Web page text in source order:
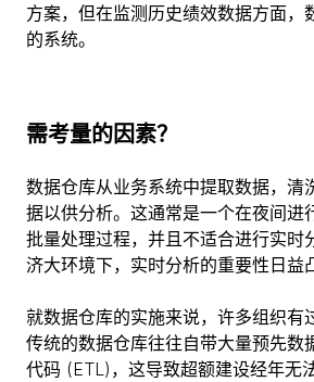
方案，但在监测历史绩效数据方面，
的系统。
需考量的因素？
数据仓库从业务系统中提取数据，清
据以供分析。这通常是一个在夜间进
批量处理过程，并且不适合进行实
济大环境下，实时分析的重要性日益
就数据仓库的实施来说，许多组织有
传统的数据仓库往往自带大量预先数
代码 (ETL)，这导致超额建设经年无